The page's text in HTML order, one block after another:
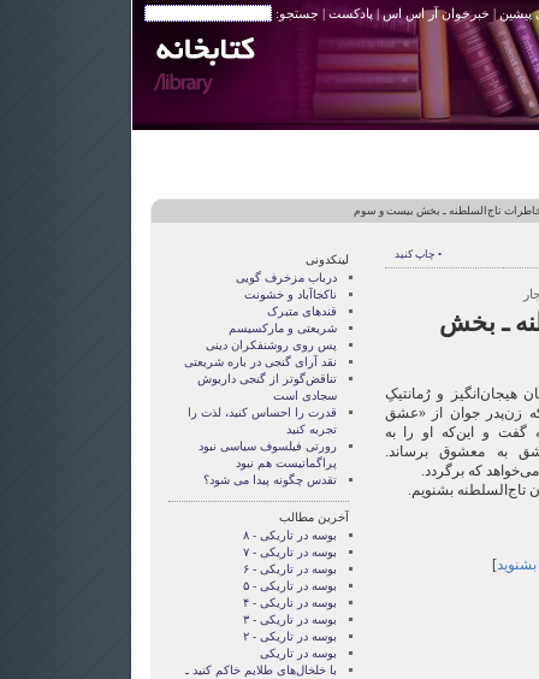
پیشین | خبرخوان آر اس اس|پادکست | جستجو:
تاج‌السلطنه ـ بخش بیست و سوم
• چاپ کنید
ـ بخش
هیجان‌انگیز و رُمانتیکِ
که زن‌پدر جوان از «عشق
گفت و این‌که او را به
به معشوق برساند.
که برگردد.
تاج‌السلطنه بشنویم.
بشنوید]
لینکدونی
درباب مزخرف گویی
ناکجاآباد و خشونت
قندهای متبرک
شریعتی و مارکسیسم
پس روی روشنفکران دینی
نقد آرای گنجی در باره شریعتی
تناقض‌گوتر از گنجی داريوش
سجادی است
قدرت را احساس کنید، لذت را
تجربه کنید
رورتی فيلسوف سياسی نبود
پراگماتيست هم نبود
تقدس چگونه پيدا می شود؟
آخرین مطالب
بوسه در تاریکی - ۸
بوسه در تاریکی - ۷
بوسه در تاریکی - ۶
بوسه در تاریکی - ۵
بوسه در تاریکی - ۴
بوسه در تاریکی - ۳
بوسه در تاریکی - ۲
بوسه در تاریکی
با خلخال‌های طلایم خاکم کنید ـ